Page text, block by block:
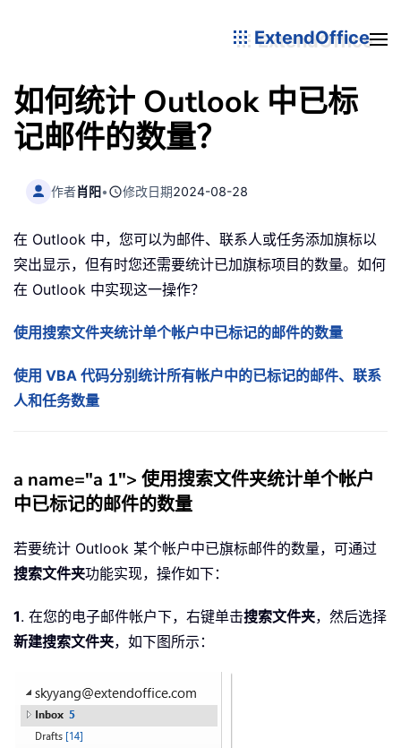
ExtendOffice
如何统计 Outlook 中已标
记邮件的数量？
作者肖阳• 修改日期2024-08-28
在 Outlook 中，您可以为邮件、联系人或任务添加旗标以
突出显示，但有时您还需要统计已加旗标项目的数量。如何
在 Outlook 中实现这一操作？
使用搜索文件夹统计单个帐户中已标记的邮件的数量
使用 VBA 代码分别统计所有帐户中的已标记的邮件、联系
人和任务数量
a name="a 1"> 使用搜索文件夹统计单个帐户
中已标记的邮件的数量
若要统计 Outlook 某个帐户中已旗标邮件的数量，可通过
搜索文件夹功能实现，操作如下：
1. 在您的电子邮件帐户下，右键单击搜索文件夹，然后选择
新建搜索文件夹，如下图所示：